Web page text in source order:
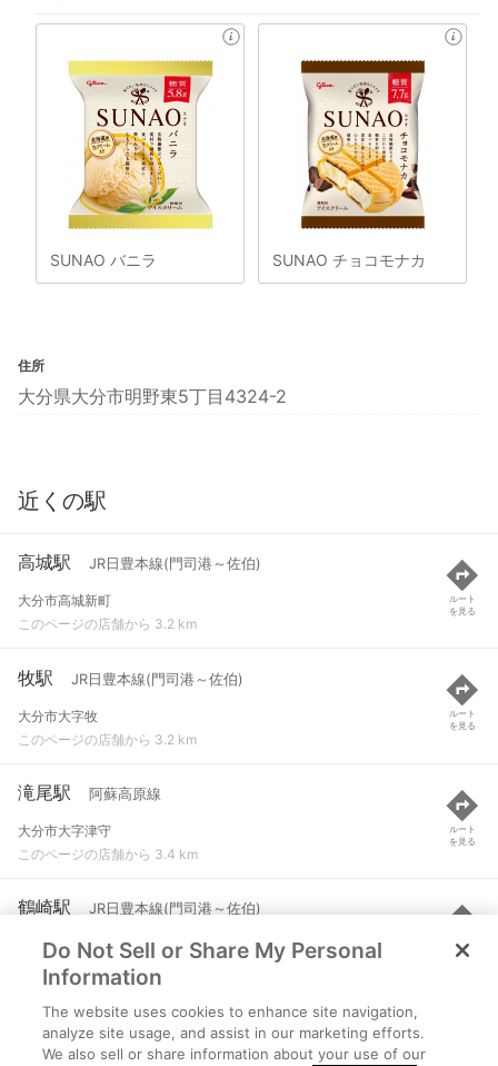
SUNAO バニラ SUNAO チョコモナカ
住所
大分県大分市明野東5丁目4324-2
近くの駅
高城駅 JR日豊本線(門司港～佐伯)
大分市高城新町
このページの店舗から 3.2 km
ルート
を見る
牧駅 JR日豊本線(門司港～佐伯)
大分市大字牧
このページの店舗から 3.2 km
ルート
を見る
滝尾駅 阿蘇高原線
大分市大字津守
このページの店舗から 3.4 km
ルート
を見る
鶴崎駅 JR日豊本線(門司港～佐伯)
大分市大字鶴崎
このページの店舗から 4.1 km
ルート
を見る
古国府駅 ゆふ高原線
大分市古国府
Do Not Sell or Share My Personal
Information
The website uses cookies to enhance site navigation,
analyze site usage, and assist in our marketing efforts.
We also sell or share information about your use of our